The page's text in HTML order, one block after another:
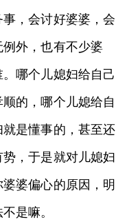
，会讨好婆婆，会
外，也有不少婆
哪个儿媳妇给自己
的，哪个儿媳给自
是懂事的，甚至还
，于是就对儿媳妇
婆偏心的原因，明
是嘛。